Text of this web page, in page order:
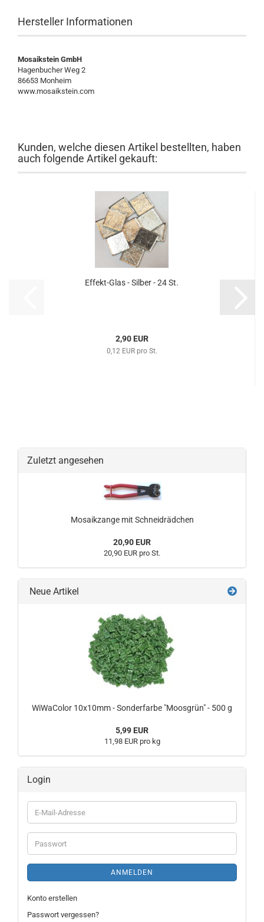
Hersteller Informationen
Mosaikstein GmbH
Hagenbucher Weg 2
86653 Monheim
www.mosaikstein.com
Kunden, welche diesen Artikel bestellten, haben
auch folgende Artikel gekauft:
Effekt-Glas - Silber - 24 St.
2,90 EUR
0,12 EUR pro St.
Zuletzt angesehen
Mosaikzange mit Schneidrädchen
20,90 EUR
20,90 EUR pro St.
Neue Artikel
WiWaColor 10x10mm - Sonderfarbe "Moosgrün" - 500 g
5,99 EUR
11,98 EUR pro kg
Login
E-
Mail-
Adresse
Passwort
ANMELDEN
Konto erstellen
Passwort vergessen?